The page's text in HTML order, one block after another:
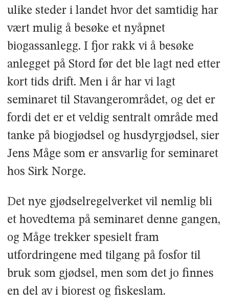
ulike steder i landet hvor det samtidig har
vært mulig å besøke et nyåpnet
biogassanlegg. I fjor rakk vi å besøke
anlegget på Stord før det ble lagt ned etter
kort tids drift. Men i år har vi lagt
seminaret til Stavangerområdet, og det er
fordi det er et veldig sentralt område med
tanke på biogjødsel og husdyrgjødsel, sier
Jens Måge som er ansvarlig for seminaret
hos Sirk Norge.
Det nye gjødselregelverket vil nemlig bli
et hovedtema på seminaret denne gangen,
og Måge trekker spesielt fram
utfordringene med tilgang på fosfor til
bruk som gjødsel, men som det jo finnes
en del av i biorest og fiskeslam.